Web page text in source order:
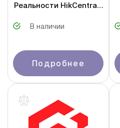
Реальности HikCentral-
В наличии
Подробнее